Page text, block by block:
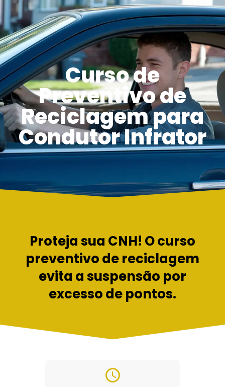
Curso de
Preventivo de
Reciclagem para
Condutor Infrator
Proteja sua CNH! O curso
preventivo de reciclagem
evita a suspensão por
excesso de pontos.